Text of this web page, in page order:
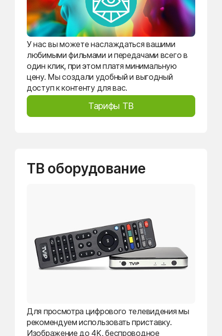
У нас вы можете наслаждаться вашими
любимыми фильмами и передачами всего в
один клик, при этом платя минимальную
цену. Мы создали удобный и выгодный
доступ к контенту для вас.
Тарифы ТВ
ТВ оборудование
Для просмотра цифрового телевидения мы
рекомендуем использовать приставку.
Изображение до 4K, беспроводное